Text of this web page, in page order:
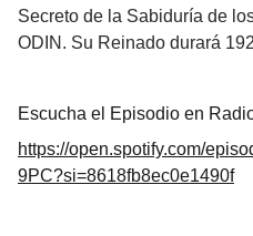
Secreto de la Sabiduría de
ODIN. Su Reinado durará
Escucha el Episodio en
https://open.spotify.com/
9PC?si=8618fb8ec0e1490f